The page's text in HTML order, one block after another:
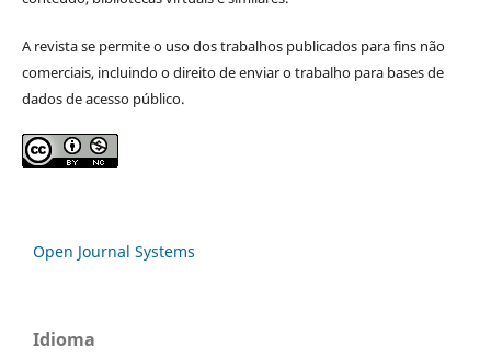
A revista se permite o uso dos trabalhos publicados para fins não
comerciais, incluindo o direito de enviar o trabalho para bases de
dados de acesso público.
Open Journal Systems
Idioma